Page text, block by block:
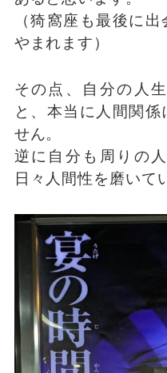
（猗窩座も最後に
やまれます）
その点、自分の人
と、本当に人間関
せん。
逆に自分も周りの
日々人間性を磨いて